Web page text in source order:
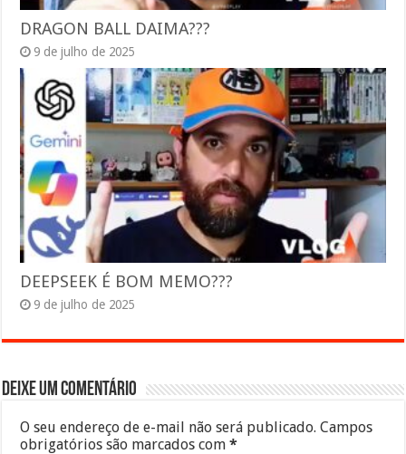
DRAGON BALL DAIMA???
9 de julho de 2025
DEEPSEEK É BOM MEMO???
9 de julho de 2025
Deixe um comentário
O seu endereço de e-mail não será publicado. Campos
obrigatórios são marcados com*